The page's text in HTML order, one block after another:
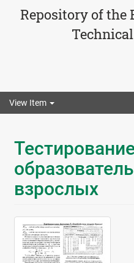
Repository of the
View Item
взрослых